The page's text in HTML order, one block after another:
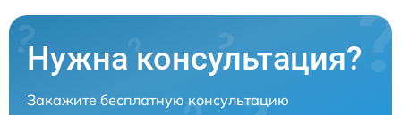
Нужна консультация?
Закажите бесплатную консультацию